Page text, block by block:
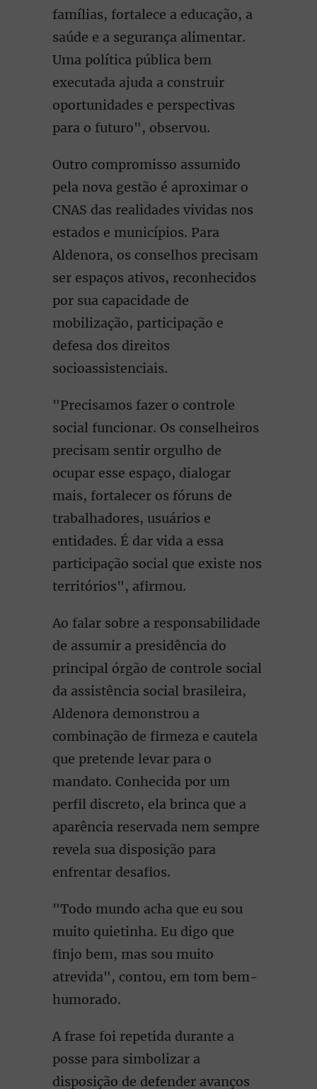
famílias, fortalece a educação, a
saúde e a segurança alimentar.
Uma política pública bem
executada ajuda a construir
oportunidades e perspectivas
para o futuro", observou.
Outro compromisso assumido
pela nova gestão é aproximar o
CNAS das realidades vividas nos
estados e municípios. Para
Aldenora, os conselhos precisam
ser espaços ativos, reconhecidos
por sua capacidade de
mobilização, participação e
defesa dos direitos
socioassistenciais.
"Precisamos fazer o controle
social funcionar. Os conselheiros
precisam sentir orgulho de
ocupar esse espaço, dialogar
mais, fortalecer os fóruns de
trabalhadores, usuários e
entidades. É dar vida a essa
participação social que existe nos
territórios", afirmou.
Ao falar sobre a responsabilidade
de assumir a presidência do
principal órgão de controle social
da assistência social brasileira,
Aldenora demonstrou a
combinação de firmeza e cautela
que pretende levar para o
mandato. Conhecida por um
perfil discreto, ela brinca que a
aparência reservada nem sempre
revela sua disposição para
enfrentar desafios.
"Todo mundo acha que eu sou
muito quietinha. Eu digo que
finjo bem, mas sou muito
atrevida", contou, em tom bem-
humorado.
A frase foi repetida durante a
posse para simbolizar a
disposição de defender avanços